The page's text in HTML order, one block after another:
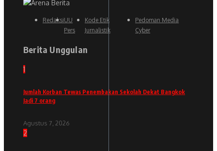
RedaksiUU
Pers
Kode Etik
Jurnalistik
Pedoman Media
Cyber
Berita Unggulan
1
Jumlah Korban Tewas Penembakan Sekolah Dekat Bangkok
Jadi 7 orang
Agustus 7, 2026
2